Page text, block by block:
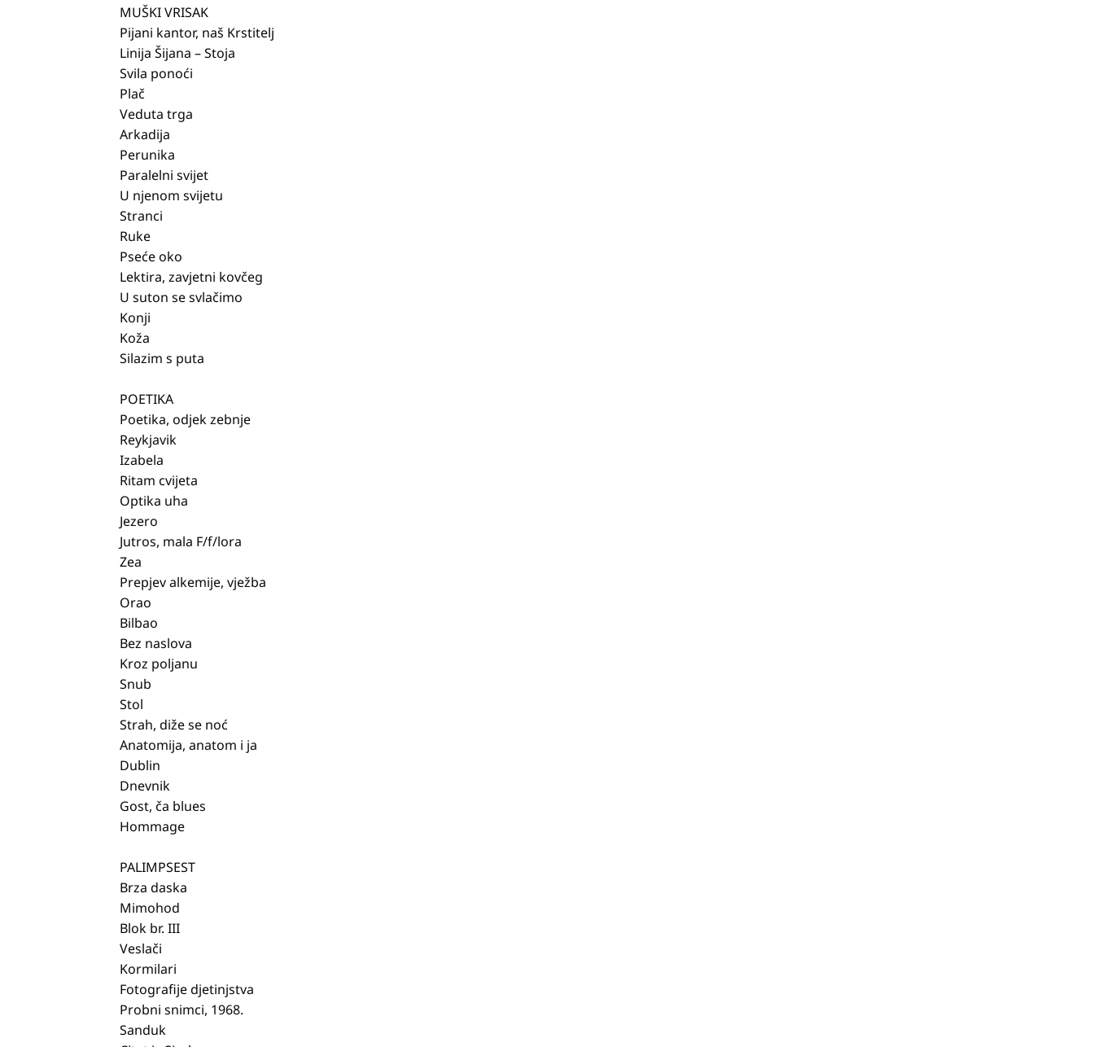
MUŠKI VRISAK
Pijani kantor, naš Krstitelj
Linija Šijana – Stoja
Svila ponoći
Plač
Veduta trga
Arkadija
Perunika
Paralelni svijet
U njenom svijetu
Stranci
Ruke
Pseće oko
Lektira, zavjetni kovčeg
U suton se svlačimo
Konji
Koža
Silazim s puta
POETIKA
Poetika, odjek zebnje
Reykjavik
Izabela
Ritam cvijeta
Optika uha
Jezero
Jutros, mala F/f/lora
Zea
Prepjev alkemije, vježba
Orao
Bilbao
Bez naslova
Kroz poljanu
Snub
Stol
Strah, diže se noć
Anatomija, anatom i ja
Dublin
Dnevnik
Gost, ča blues
Hommage
PALIMPSEST
Brza daska
Mimohod
Blok br. III
Veslači
Kormilari
Fotografije djetinjstva
Probni snimci, 1968.
Sanduk